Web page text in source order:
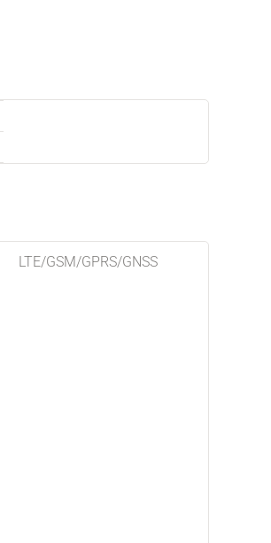
LTE/GSM/GPRS/GNSS